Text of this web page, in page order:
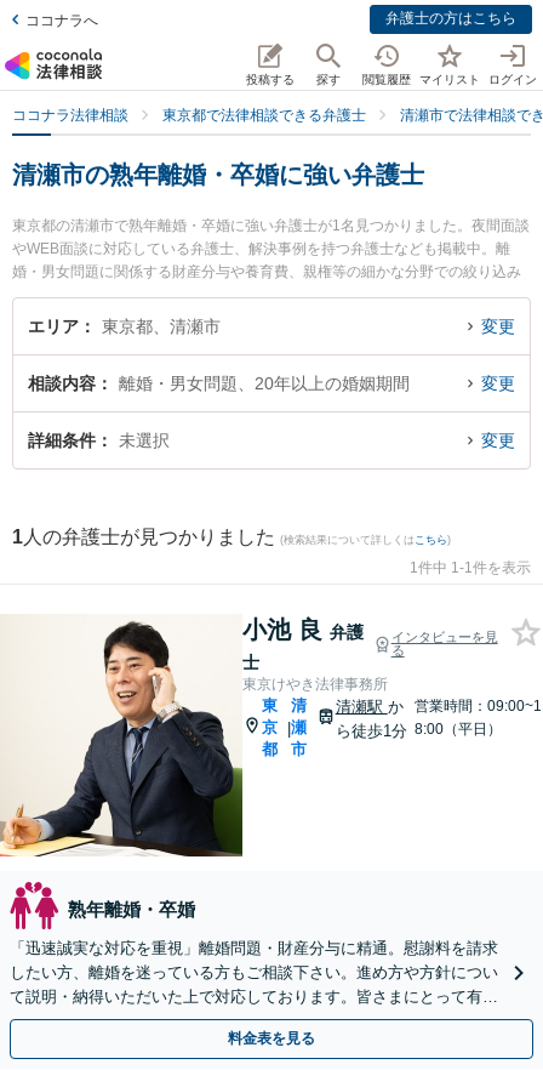
ココナラへ 弁護士の方はこちら
投稿する 探す 閲覧履歴 マイリスト ログイン
ココナラ法律相談 東京都で法律相談できる弁護士 清瀬市で法律相談で
清瀬市の熟年離婚・卒婚に強い弁護士
東京都の清瀬市で熟年離婚・卒婚に強い弁護士が1名見つかりました。夜間面談
やWEB面談に対応している弁護士、解決事例を持つ弁護士なども掲載中。離
婚・男女問題に関係する財産分与や養育費、親権等の細かな分野での絞り込み
検索もでき便利です。特に東京けやき法律事務所の小池 良弁護士のプロフィー
ル情報や弁護士費用、強みなどが注目されています。『清瀬市で土日や夜間に
無料で熟年離婚・卒婚を法律相談できる清瀬市内の弁護士に相談予約したい』
などでお困りの相談者さんにおすすめです。
エリア 東京都、清瀬市 変更
相談内容 離婚・男女問題、20年以上の婚姻期間 変更
詳細条件 未選択 変更
1 人の弁護士が見つかりました (検索結果について詳しくは こちら)
1件中 1-1件を表示
小池 良 弁護
士
インタビューを見
る
東京けやき法律事務所
東
京
都
|
清
瀬
市
清瀬駅 か
ら徒歩1分
営業時間：09:00~1
8:00（平日）
熟年離婚・卒婚
「迅速誠実な対応を重視」離婚問題・財産分与に精通。慰謝料を請求
したい方、離婚を迷っている方もご相談下さい。進め方や方針につい
て説明・納得いただいた上で対応しております。皆さまにとって有利
な解決へ向け尽力【夜間・休日相談可｜WEB面談可】
料金表を見る